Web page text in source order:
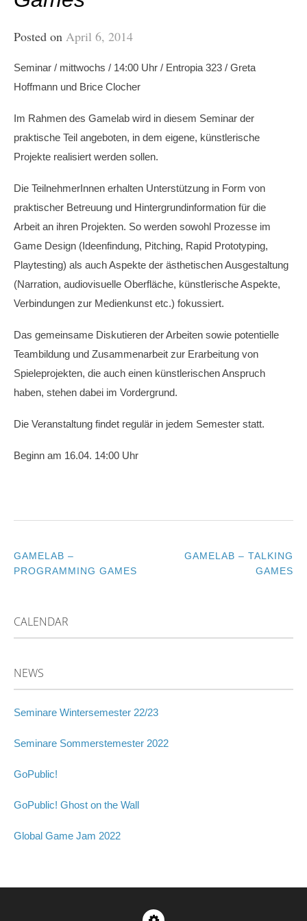
Posted on April 6, 2014
Seminar / mittwochs / 14:00 Uhr / Entropia 323 / Greta
Hoffmann und Brice Clocher
Im Rahmen des Gamelab wird in diesem Seminar der
praktische Teil angeboten, in dem eigene, künstlerische
Projekte realisiert werden sollen.
Die TeilnehmerInnen erhalten Unterstützung in Form von
praktischer Betreuung und Hintergrundinformation für die
Arbeit an ihren Projekten. So werden sowohl Prozesse im
Game Design (Ideenfindung, Pitching, Rapid Prototyping,
Playtesting) als auch Aspekte der ästhetischen Ausgestaltung
(Narration, audiovisuelle Oberfläche, künstlerische Aspekte,
Verbindungen zur Medienkunst etc.) fokussiert.
Das gemeinsame Diskutieren der Arbeiten sowie potentielle
Teambildung und Zusammenarbeit zur Erarbeitung von
Spieleprojekten, die auch einen künstlerischen Anspruch
haben, stehen dabei im Vordergrund.
Die Veranstaltung findet regulär in jedem Semester statt.
Beginn am 16.04. 14:00 Uhr
POST
GAMELAB –
PROGRAMMING GAMES
GAMELAB – TALKING
GAMES
CALENDAR
NEWS
Seminare Wintersemester 22/23
Seminare Sommerstemester 2022
GoPublic!
GoPublic! Ghost on the Wall
Global Game Jam 2022